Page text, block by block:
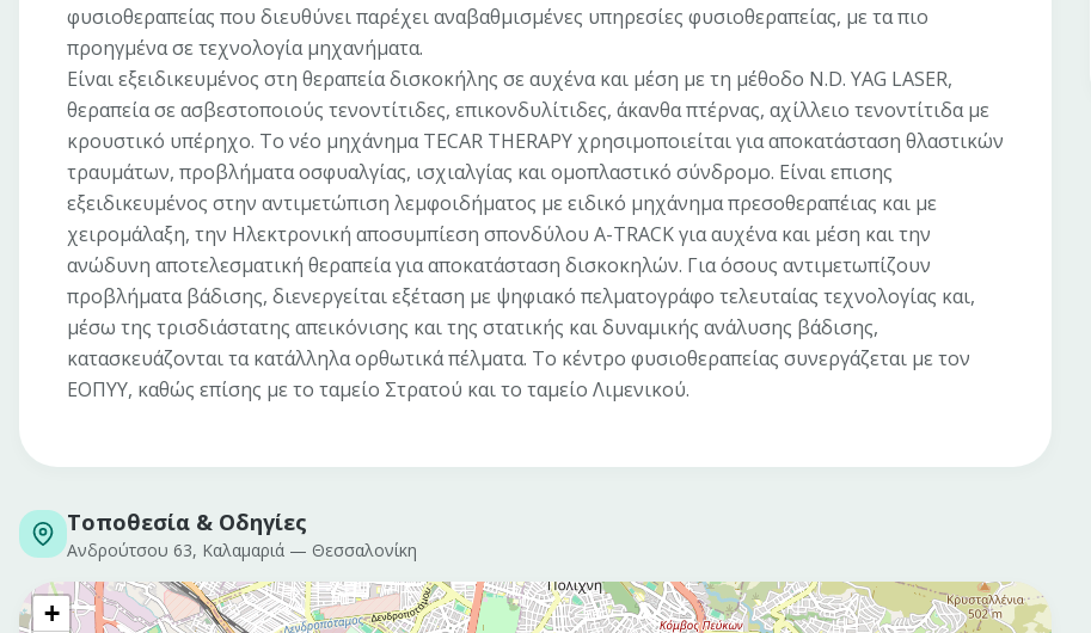
φυσιοθεραπείας που διευθύνει παρέχει αναβαθμισμένες υπηρεσίες φυσιοθεραπείας, με τα πιο
προηγμένα σε τεχνολογία μηχανήματα.
Είναι εξειδικευμένος στη θεραπεία δισκοκήλης σε αυχένα και μέση με τη μέθοδο N.D. YAG LASER,
θεραπεία σε ασβεστοποιούς τενοντίτιδες, επικονδυλίτιδες, άκανθα πτέρνας, αχίλλειο τενοντίτιδα με
κρουστικό υπέρηχο. Το νέο μηχάνημα TECAR THERAPY χρησιμοποιείται για αποκατάσταση θλαστικών
τραυμάτων, προβλήματα οσφυαλγίας, ισχιαλγίας και ομοπλαστικό σύνδρομο. Είναι επισης
εξειδικευμένος στην αντιμετώπιση λεμφοιδήματος με ειδικό μηχάνημα πρεσοθεραπέιας και με
χειρομάλαξη, την Ηλεκτρονική αποσυμπίεση σπονδύλου A-TRACK για αυχένα και μέση και την
ανώδυνη αποτελεσματική θεραπεία για αποκατάσταση δισκοκηλών. Για όσους αντιμετωπίζουν
προβλήματα βάδισης, διενεργείται εξέταση με ψηφιακό πελματογράφο τελευταίας τεχνολογίας και,
μέσω της τρισδιάστατης απεικόνισης και της στατικής και δυναμικής ανάλυσης βάδισης,
κατασκευάζονται τα κατάλληλα ορθωτικά πέλματα. Το κέντρο φυσιοθεραπείας συνεργάζεται με τον
ΕΟΠΥΥ, καθώς επίσης με το ταμείο Στρατού και το ταμείο Λιμενικού.
Τοποθεσία & Οδηγίες
Ανδρούτσου 63, Καλαμαριά — Θεσσαλονίκη
+